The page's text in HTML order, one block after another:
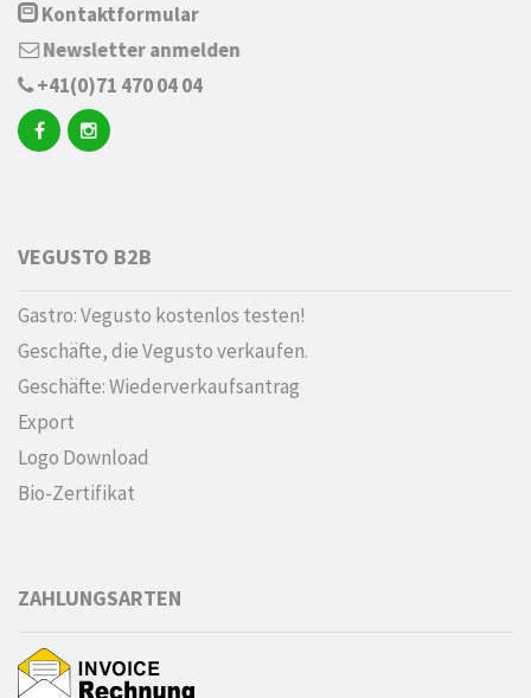
Kontaktformular
Newsletter anmelden
+41(0)71 470 04 04
VEGUSTO B2B
Gastro: Vegusto kostenlos testen!
Geschäfte, die Vegusto verkaufen.
Geschäfte: Wiederverkaufsantrag
Export
Logo Download
Bio-Zertifikat
ZAHLUNGSARTEN